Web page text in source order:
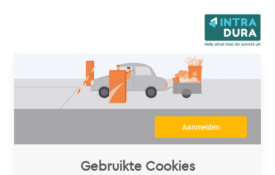
Aanmelden
Gebruikte Cookies